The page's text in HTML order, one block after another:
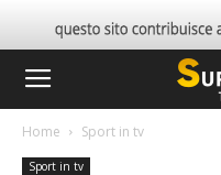
Home Sport in tv
Sport in tv